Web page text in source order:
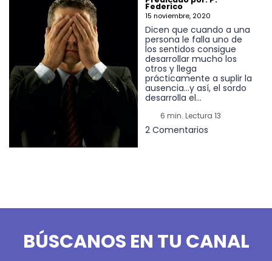
Federico
15 noviembre, 2020
Dicen que cuando a una
persona le falla uno de
los sentidos consigue
desarrollar mucho los
otros y llega
prácticamente a suplir la
ausencia…y así, el sordo
desarrolla el...
6 min. Lectura 13
2 Comentarios
BÚSCANOS EN TU CANAL